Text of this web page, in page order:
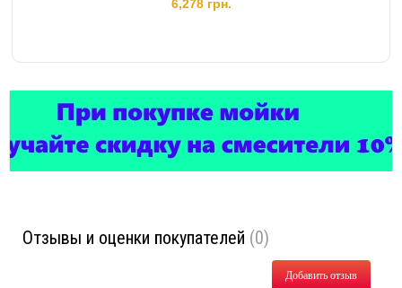
6,278 грн.
Отзывы и оценки покупателей (0)
Добавить отзыв